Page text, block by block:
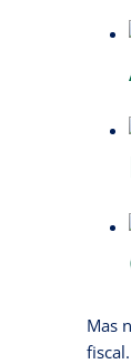
Mas
fiscal.